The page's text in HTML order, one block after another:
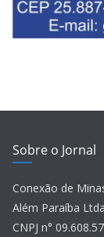
Sobre o Jornal
Conexão de
Além Paraíba
CNPJ n°